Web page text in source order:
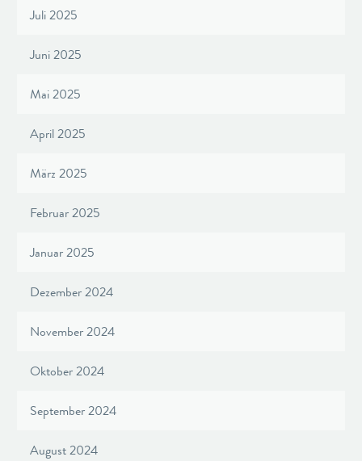
Juli 2025
Juni 2025
Mai 2025
April 2025
März 2025
Februar 2025
Januar 2025
Dezember 2024
November 2024
Oktober 2024
September 2024
August 2024